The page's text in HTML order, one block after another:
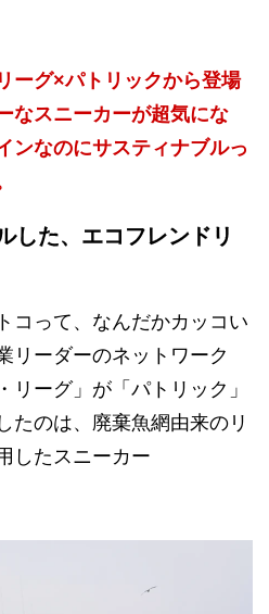
ーグ×パトリックから登場
なスニーカーが超気にな
ンなのにサスティナブルっ
した、エコフレンドリ
コって、なんだかカッコい
リーダーのネットワーク
リーグ」が「パトリック」
たのは、廃棄魚網由来のリ
したスニーカー